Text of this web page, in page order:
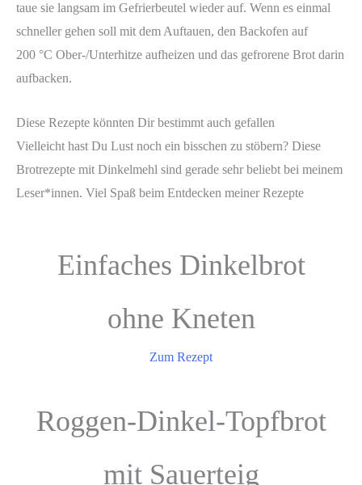
taue sie langsam im Gefrierbeutel wieder auf. Wenn es einmal
schneller gehen soll mit dem Auftauen, den Backofen auf
200 °C Ober-/Unterhitze aufheizen und das gefrorene Brot darin
aufbacken.
Diese Rezepte könnten Dir bestimmt auch gefallen
Vielleicht hast Du Lust noch ein bisschen zu stöbern? Diese
Brotrezepte mit Dinkelmehl sind gerade sehr beliebt bei meinem
Leser*innen. Viel Spaß beim Entdecken meiner Rezepte
Einfaches Dinkelbrot
ohne Kneten
Zum Rezept
Roggen-Dinkel-Topfbrot
mit Sauerteig